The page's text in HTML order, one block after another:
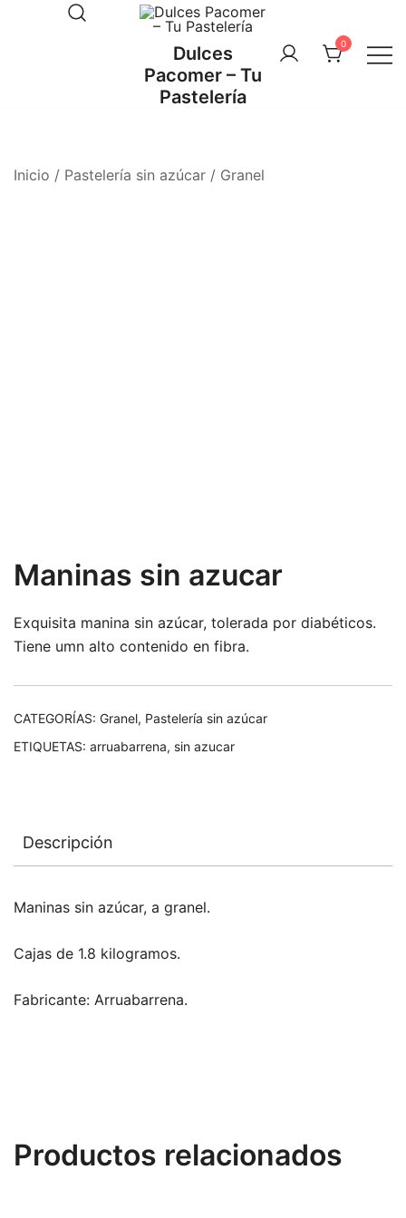
Dulces
Pacomer – Tu
Pastelería
0
Inicio / Pastelería sin azúcar / Granel
Maninas sin azucar
Exquisita manina sin azúcar, tolerada por diabéticos.
Tiene umn alto contenido en fibra.
CATEGORÍAS: Granel, Pastelería sin azúcar
ETIQUETAS: arruabarrena, sin azucar
Descripción
Maninas sin azúcar, a granel.
Cajas de 1.8 kilogramos.
Fabricante: Arruabarrena.
Productos relacionados